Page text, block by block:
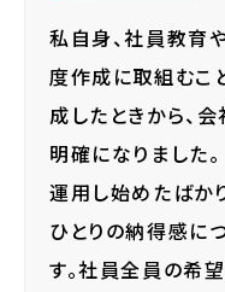
私自身、社員教育
度作成に取組むこ
成したときから、
明確になりました。
運用し始めたばか
ひとりの納得感に
す。社員全員の希